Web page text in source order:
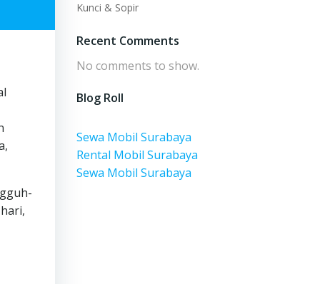
Kunci & Sopir
Recent Comments
No comments to show.
Blog Roll
Sewa Mobil Surabaya
Rental Mobil Surabaya
Sewa Mobil Surabaya